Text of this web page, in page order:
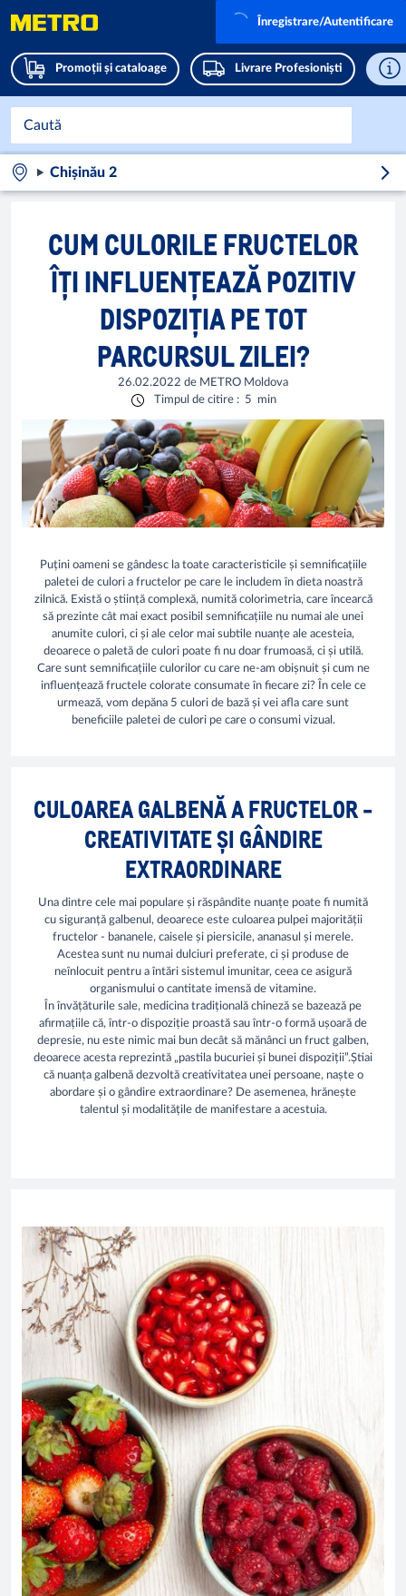
Promoții și cataloage Livrare Profesioniști
Înregistrare/Autentificare
Chișinău 2
CUM CULORILE FRUCTELOR
ÎȚI INFLUENȚEAZĂ POZITIV
DISPOZIȚIA PE TOT
PARCURSUL ZILEI?
26.02.2022 de METRO Moldova
Timpul de citire : 5 min
Puțini oameni se gândesc la toate caracteristicile și semnificațiile
paletei de culori a fructelor pe care le includem în dieta noastră
zilnică. Există o știință complexă, numită colorimetria, care încearcă
să prezinte cât mai exact posibil semnificațiile nu numai ale unei
anumite culori, ci și ale celor mai subtile nuanțe ale acesteia,
deoarece o paletă de culori poate fi nu doar frumoasă, ci și utilă.
Care sunt semnificațiile culorilor cu care ne-am obișnuit și cum ne
influențează fructele colorate consumate în fiecare zi? În cele ce
urmează, vom depăna 5 culori de bază și vei afla care sunt
beneficiile paletei de culori pe care o consumi vizual.
CULOAREA GALBENĂ A FRUCTELOR -
CREATIVITATE ȘI GÂNDIRE
EXTRAORDINARE
Una dintre cele mai populare și răspândite nuanțe poate fi numită
cu siguranță galbenul, deoarece este culoarea pulpei majorității
fructelor - bananele, caisele și piersicile, ananasul și merele.
Acestea sunt nu numai dulciuri preferate, ci și produse de
neînlocuit pentru a întări sistemul imunitar, ceea ce asigură
organismului o cantitate imensă de vitamine.
În învățăturile sale, medicina tradițională chineză se bazează pe
afirmațiile că, într-o dispoziție proastă sau într-o formă ușoară de
depresie, nu este nimic mai bun decât să mănânci un fruct galben,
deoarece acesta reprezintă „pastila bucuriei și bunei dispoziții”.Știai
că nuanța galbenă dezvoltă creativitatea unei persoane, naște o
abordare și o gândire extraordinare? De asemenea, hrănește
talentul și modalitățile de manifestare a acestuia.